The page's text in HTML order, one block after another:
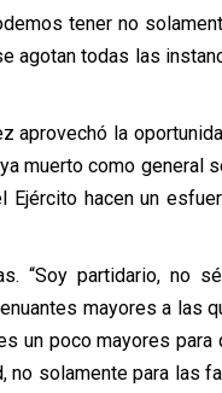
tener no
agotan todas las
aprovechó la
muerto como general
hacen un
“Soy partidario,
mayores a las
un poco mayores
no solamente para las